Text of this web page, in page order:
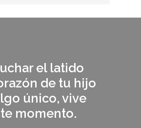
el latido
de tu hijo
único, vive
momento.